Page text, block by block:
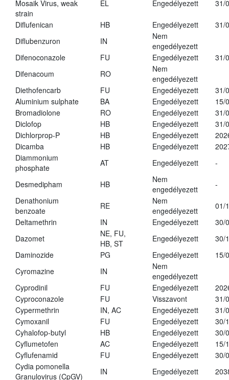
Mosaik Virus, weak
strain
EL Engedélyezett 31/
Diflufenican HB Engedélyezett
31/
Diflubenzuron
IN
Nem
engedélyezett
Difenoconazole
FU Engedélyezett
31/
Difenacoum
RO
Nem
engedélyezett
Diethofencarb
FU Engedélyezett
31/
Aluminium sulphate
BA Engedélyezett
15/
Bromadiolone
RO Engedélyezett
31/
Diclofop
HB Engedélyezett
31/
Dichlorprop-P
HB Engedélyezett
Dicamba
HB Engedélyezett
Diammonium
phosphate
AT Engedélyezett -
Desmedipham HB
Nem
engedélyezett
-
Denathonium
benzoate
RE
Nem
engedélyezett
01/
Deltamethrin
IN Engedélyezett
30/
Dazomet
NE, FU,
HB, ST
Engedélyezett
30/
Daminozide
PG Engedélyezett
15/
Cyromazine
IN
Nem
engedélyezett
Cyprodinil
FU Engedélyezett
Cyproconazole
FU Visszavont
31/
Cypermethrin
IN, AC Engedélyezett
31/
Cymoxanil
FU Engedélyezett
30/
Cyhalofop-butyl
HB Engedélyezett
30/
Cyflumetofen
AC Engedélyezett
15/
Cyflufenamid
FU Engedélyezett
30/
Cydia pomonella
Granulovirus (CpGV)
IN Engedélyezett